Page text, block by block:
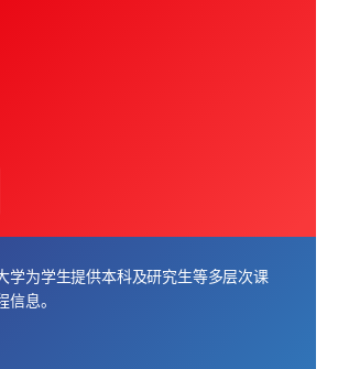
学为学生提供本科及研究生等多层次课
息。